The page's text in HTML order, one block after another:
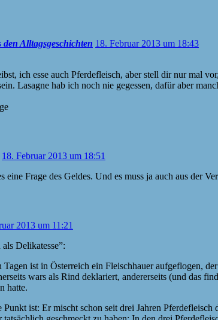
den Alltagsgeschichten 18. Februar 2013 um 18:43
ich esse auch Pferdefleisch, aber stell dir nur mal
Lasagne hab ich noch nie gegessen, dafür aber
18. Februar 2013 um 18:51
eine Frage des Geldes. Und es muss ja auch aus der
2013 um 11:21
Delikatesse”:
ist in Österreich ein Fleischhauer aufgeflogen,
wars als Rind deklariert, andererseits (und das
hatte.
Punkt ist: Er mischt schon seit drei Jahren